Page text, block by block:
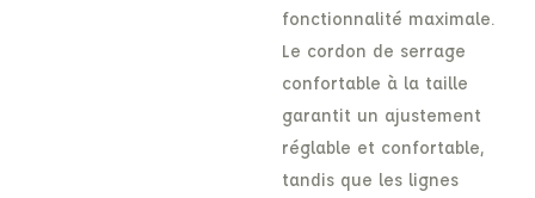
fonctionnalité maximale.
Le cordon de serrage
confortable à la taille
garantit un ajustement
réglable et confortable,
tandis que les lignes